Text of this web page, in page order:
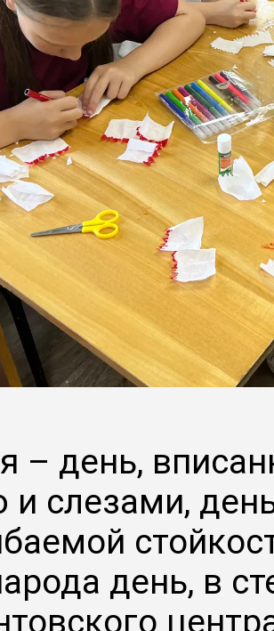
– день,
и слезами,
день, в